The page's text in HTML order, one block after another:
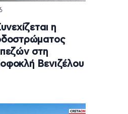
η
στη
Βενιζέλου